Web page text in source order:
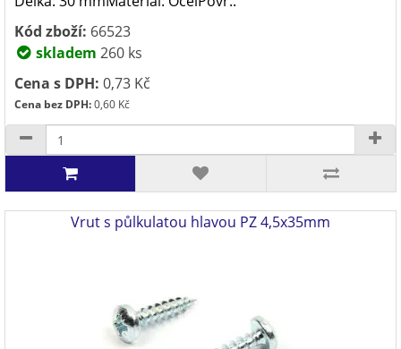
Kód zboží: 66523
skladem 260 ks
Cena s DPH: 0,73 Kč
Cena bez DPH:0,60 Kč
Vrut s půlkulatou hlavou PZ 4,5x35mm